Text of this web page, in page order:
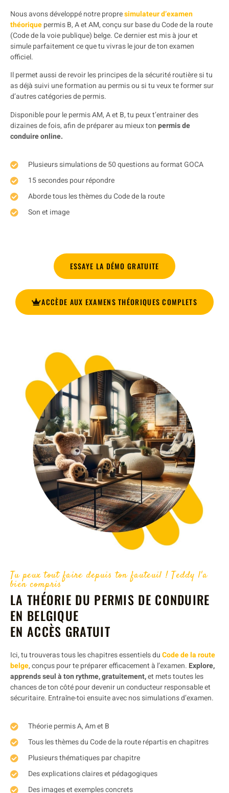
Nous avons développé notre propresimulateur d’examen
théoriquepermis B, A et AM, conçu sur base du Code de la route
(Code de la voie publique) belge. Ce dernier est mis à jour et
simule parfaitement ce que tu vivras le jour de ton examen
officiel.
Il permet aussi de revoir les principes de la sécurité routière si tu
as déjà suivi une formation au permis ou si tu veux te former sur
d’autres catégories de permis.
Disponible pour le permis AM, A et B, tu peux t’entrainer des
dizaines de fois, afin de préparer au mieux tonpermis de
conduire online.
Plusieurs simulations de 50 questions au format GOCA
15 secondes pour répondre
Aborde tous les thèmes du Code de la route
Son et image
ESSAYE LA DÉMO GRATUITE
ACCÈDE AUX EXAMENS THÉORIQUES COMPLETS
Tu peux tout faire depuis ton fauteuil ! Teddy l'a
bien compris
LA THÉORIE DU PERMIS DE CONDUIRE
EN BELGIQUE
EN ACCÈS GRATUIT
Ici, tu trouveras tous les chapitres essentiels duCode de la route
belge, conçus pour te préparer efficacement à l’examen. Explore,
apprends seul à ton rythme, gratuitement,et mets toutes les
chances de ton côté pour devenir un conducteur responsable et
sécuritaire. Entraîne-toi ensuite avec nos simulations d’examen.
Théorie permis A, Am et B
Tous les thèmes du Code de la route répartis en chapitres
Plusieurs thématiques par chapitre
Des explications claires et pédagogiques
Des images et exemples concrets